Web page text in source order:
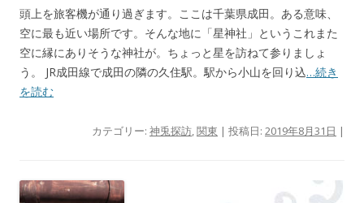
頭上を旅客機が通り過ぎます。ここは千葉県成田。ある意味、
空に最も近い場所です。そんな地に「星神社」というこれまた
空に縁にありそうな神社が。ちょっと星を訪ねて参りましょ
う。 JR成田線で成田の隣の久住駅。駅から小山を回り込…続き
を読む
カテゴリー: 神兎探訪,関東 | 投稿日: 2019年8月31日 |